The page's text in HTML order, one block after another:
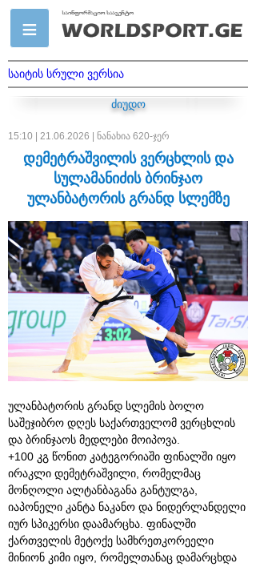
საიტის სრული ვერსია
ძიუდო
15:10 | 21.06.2026 | ნანახია 620-ჯერ
დემეტრაშვილის ვერცხლის და
სულამანიძის ბრინჯაო
ულანბატორის გრანდ სლემზე
ულანბატორის გრანდ სლემის ბოლო
საშეჯიბრო დღეს საქართველომ ვერცხლის
და ბრინჯაოს მედლები მოიპოვა.
+100 კგ წონით კატეგორიაში ფინალში იყო
ირაკლი დემეტრაშვილი, რომელმაც
მონღოლი ალტანბაგანა განტულგა,
იაპონელი კანტა ნაკანო და ნიდერლანდელი
იურ სპიკერსი დაამარცხა. ფინალში
ქართველის მეტოქე სამხრეთკორეელი
მინიონ კიმი იყო, რომელთანაც დამარცხდა